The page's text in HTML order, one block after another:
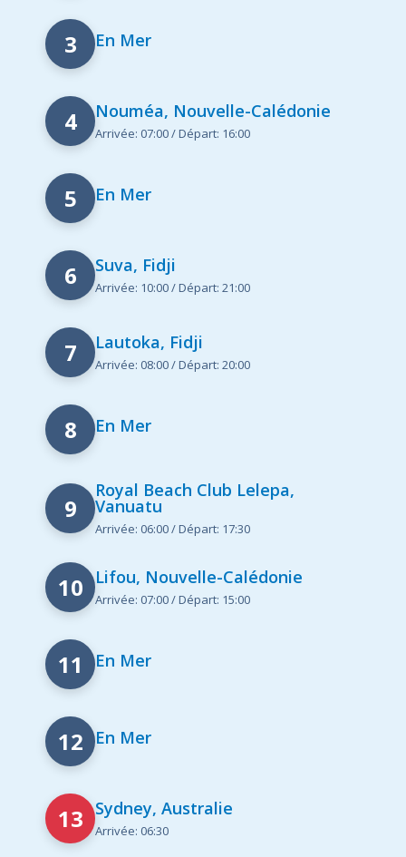
3 En Mer
4 Nouméa, Nouvelle-Calédonie
Arrivée: 07:00 / Départ: 16:00
5 En Mer
6 Suva, Fidji
Arrivée: 10:00 / Départ: 21:00
7 Lautoka, Fidji
Arrivée: 08:00 / Départ: 20:00
8 En Mer
9
Royal Beach Club Lelepa,
Vanuatu
Arrivée: 06:00 / Départ: 17:30
10 Lifou, Nouvelle-Calédonie
Arrivée: 07:00 / Départ: 15:00
11 En Mer
12 En Mer
13 Sydney, Australie
Arrivée: 06:30